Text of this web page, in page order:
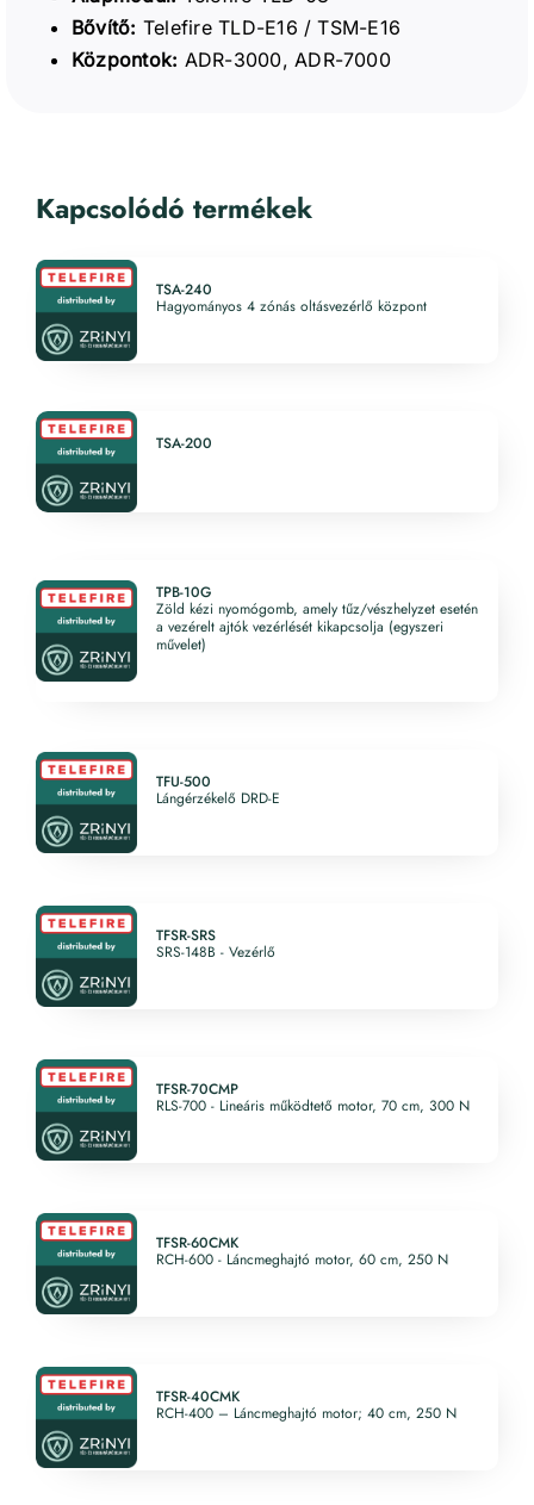
Bővítő: Telefire TLD-E16 / TSM-E16
Központok: ADR-3000, ADR-7000
Kapcsolódó termékek
TSA-240
Hagyományos 4 zónás oltásvezérlő központ
TSA-200
TPB-10G
Zöld kézi nyomógomb, amely tűz/vészhelyzet esetén
a vezérelt ajtók vezérlését kikapcsolja (egyszeri
művelet)
TFU-500
Lángérzékelő DRD-E
TFSR-SRS
SRS-148B - Vezérlő
TFSR-70CMP
RLS-700 - Lineáris működtető motor, 70 cm, 300 N
TFSR-60CMK
RCH-600 - Láncmeghajtó motor, 60 cm, 250 N
TFSR-40CMK
RCH-400 – Láncmeghajtó motor; 40 cm, 250 N